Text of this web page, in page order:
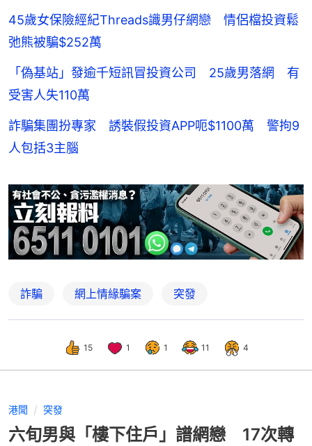
45歲女保險經紀Threads識男仔網戀 情侶檔投資鬆
弛熊被騙$252萬
「偽基站」發逾千短訊冒投資公司 25歲男落網 有
受害人失110萬
詐騙集團扮專家 誘裝假投資APP呃$1100萬 警拘9
人包括3主腦
詐騙 網上情緣騙案 突發
15 1 1 11 4
港聞 突發
六旬男與「樓下住戶」譜網戀 17次轉